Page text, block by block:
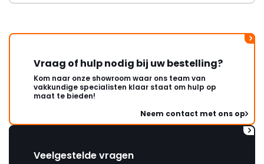
Vraag of hulp nodig bij uw bestelling?
Kom naar onze showroom waar ons team van
vakkundige specialisten klaar staat om hulp op
maat te bieden!
Neem contact met ons op
Veelgestelde vragen